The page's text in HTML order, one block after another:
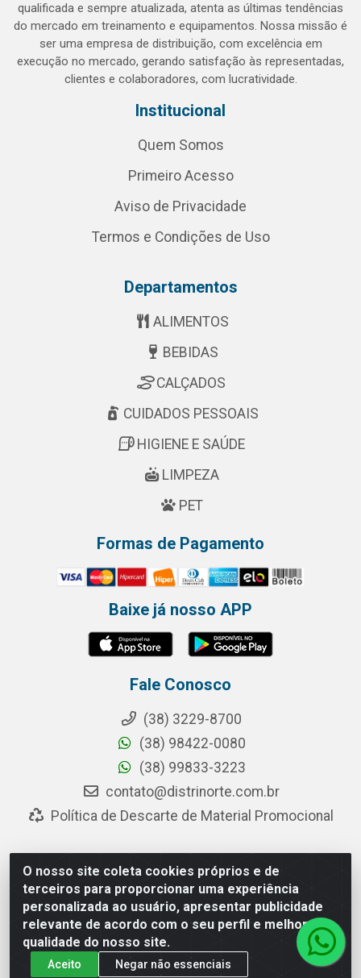
O nosso site coleta cookies próprios e de
terceiros para proporcionar uma experiência
personalizada ao usuário, apresentar publicidade
relevante de acordo com o seu perfil e melhorar a
qualidade do nosso site.
Aceito Negar não essenciais
qualificada e sempre atualizada, atenta as últimas tendências
do mercado em treinamento e equipamentos. Nossa missão é
ser uma empresa de distribuição, com excelência em
execução no mercado, gerando satisfação às representadas,
clientes e colaboradores, com lucratividade.
Institucional
Quem Somos
Primeiro Acesso
Aviso de Privacidade
Termos e Condições de Uso
Departamentos
ALIMENTOS
BEBIDAS
CALÇADOS
CUIDADOS PESSOAIS
HIGIENE E SAÚDE
LIMPEZA
PET
Formas de Pagamento
Baixe já nosso APP
Fale Conosco
(38) 3229-8700
(38) 98422-0080
(38) 99833-3223
contato@distrinorte.com.br
Política de Descarte de Material Promocional
Distrinorte Distribuidora de Alimentos - Avenida Pedro
Chaves dos Santos, 253 - Distrito Industrial, Montes
Claros/MG - CEP 39.404-000 - CNPJ 04.433.117/0001-10